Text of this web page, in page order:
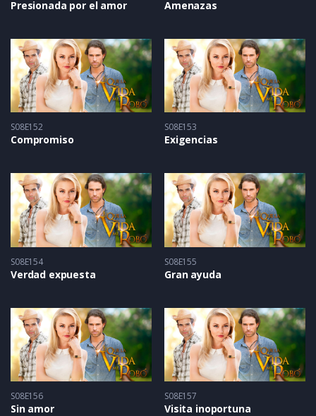
Presionada por el amor Amenazas
S08E152
Compromiso
S08E153
Exigencias
S08E154
Verdad expuesta
S08E155
Gran ayuda
S08E156
Sin amor
S08E157
Visita inoportuna